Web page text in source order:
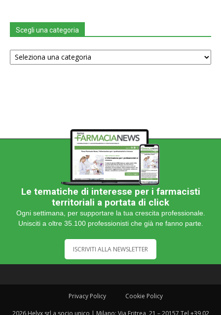
Scegli una categoria
Scegli
una
Le tematiche di interesse per i farmacisti
territoriali a portata di click
Ogni settimana, per supportare la tua crescita professionale.
Unisciti a oltre 35.100 professionisti che già ne fanno parte.
ISCRIVITI ALLA NEWSLETTER
Privacy Policy Cookie Policy
2026 Helyx srl a socio unico | Milano: Via Eritrea, 21 – 20157 Tel +39 02